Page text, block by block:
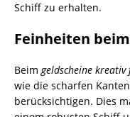
Schiff zu erhalten.
Feinheiten
Beimgeldscheine kreativ
wie die scharfen
berücksichtigen. Dies